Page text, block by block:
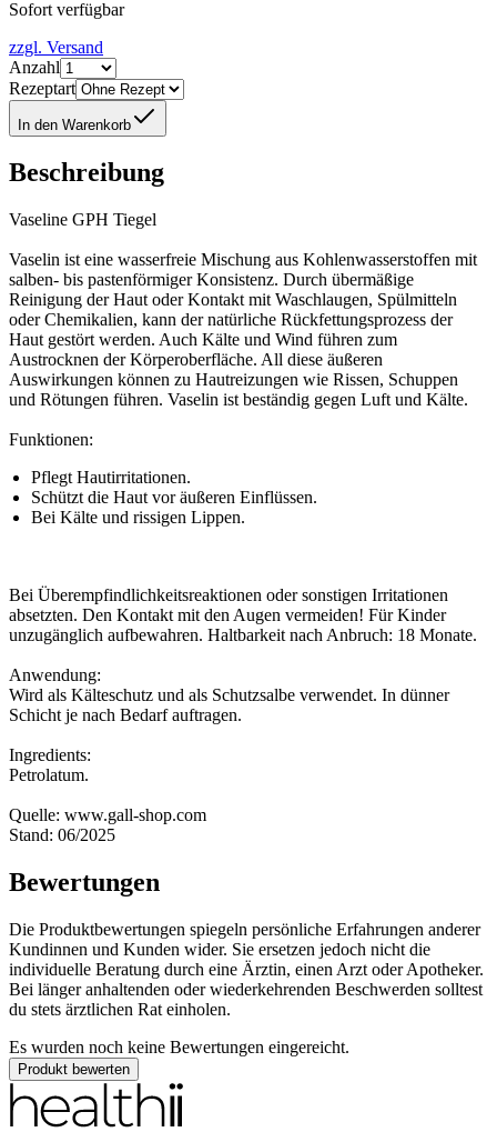
Sofort verfügbar
zzgl. Versand
Anzahl
Rezeptart
In den Warenkorb
Beschreibung
Vaseline GPH Tiegel
Vaselin ist eine wasserfreie Mischung aus Kohlenwasserstoffen mit
salben- bis pastenförmiger Konsistenz. Durch übermäßige
Reinigung der Haut oder Kontakt mit Waschlaugen, Spülmitteln
oder Chemikalien, kann der natürliche Rückfettungsprozess der
Haut gestört werden. Auch Kälte und Wind führen zum
Austrocknen der Körperoberfläche. All diese äußeren
Auswirkungen können zu Hautreizungen wie Rissen, Schuppen
und Rötungen führen. Vaselin ist beständig gegen Luft und Kälte.
Funktionen:
Pflegt Hautirritationen.
Schützt die Haut vor äußeren Einflüssen.
Bei Kälte und rissigen Lippen.
Bei Überempfindlichkeitsreaktionen oder sonstigen Irritationen
absetzten. Den Kontakt mit den Augen vermeiden! Für Kinder
unzugänglich aufbewahren. Haltbarkeit nach Anbruch: 18 Monate.
Anwendung:
Wird als Kälteschutz und als Schutzsalbe verwendet. In dünner
Schicht je nach Bedarf auftragen.
Ingredients:
Petrolatum.
Quelle: www.gall-shop.com
Stand: 06/2025
Bewertungen
Die Produktbewertungen spiegeln persönliche Erfahrungen anderer
Kundinnen und Kunden wider. Sie ersetzen jedoch nicht die
individuelle Beratung durch eine Ärztin, einen Arzt oder Apotheker.
Bei länger anhaltenden oder wiederkehrenden Beschwerden solltest
du stets ärztlichen Rat einholen.
Es wurden noch keine Bewertungen eingereicht.
Produkt bewerten